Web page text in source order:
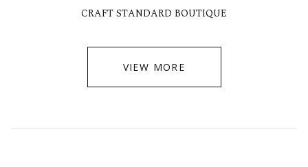
CRAFT STANDARD BOUTIQUE
VIEW MORE